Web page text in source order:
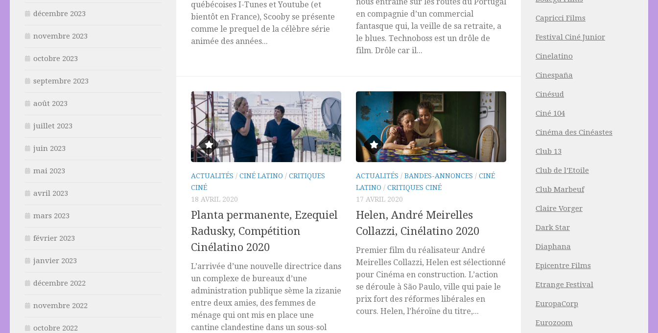
québécoises I-Tunes et Youtube (et
bientôt en France), Scooby se présente
comme le prequel de la célèbre série
animée des années...
en compagnie d’un commercial
fantasque qui, la veille de sa retraite, a
le blues. Technoboss est un drôle de
film. Drôle car il...
ACTUALITÉS / CINÉ LATINO / CRITIQUES
CINÉ
18 AVRIL 2020
Planta permanente, Ezequiel
Radusky, Compétition
Cinélatino 2020
L’arrivée d’une nouvelle directrice dans
un complexe de bureaux d’une
administration publique sème la zizanie
entre deux amies, des femmes de
ménage qui ont mis en place une
cantine clandestine dans un sous-sol
ACTUALITÉS / BANDES-ANNONCES / CINÉ
LATINO / CRITIQUES CINÉ
17 AVRIL 2020
Helen, André Meirelles
Collazzi, Cinélatino 2020
Premier film du réalisateur André
Meirelles Collazzi, Helen est sélectionné
pour Cinéma en construction. L’action
se déroule à São Paulo, ville qui paie le
prix fort des réformes libérales en
cours. Helen, l’héroïne du titre,...
décembre 2023
novembre 2023
octobre 2023
septembre 2023
août 2023
juillet 2023
juin 2023
mai 2023
avril 2023
mars 2023
février 2023
janvier 2023
décembre 2022
novembre 2022
octobre 2022
Capricci Films
Festival Ciné Junior
Cinelatino
Cinespaña
Cinésud
Ciné 104
Cinéma des Cinéastes
Club 13
Club de l’Etoile
Club Marbeuf
Claire Vorger
Dark Star
Diaphana
Epicentre Films
Etrange Festival
EuropaCorp
Eurozoom